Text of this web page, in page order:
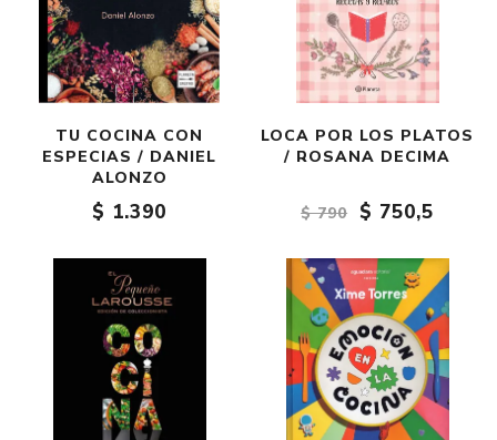
TU COCINA CON
ESPECIAS / DANIEL
ALONZO
$ 1.390
LOCA POR LOS PLATOS
/ ROSANA DECIMA
$ 790 $ 750,5